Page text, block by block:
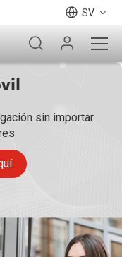
SV
sin importar